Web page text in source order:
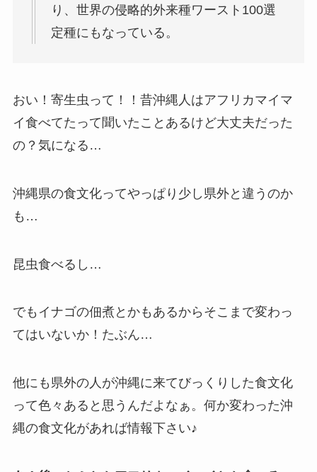
り、世界の侵略的外来種ワースト100選
定種にもなっている。
おい！寄生虫って！！昔沖縄人はアフリカマイマ
イ食べてたって聞いたことあるけど大丈夫だった
の？気になる…
沖縄県の食文化ってやっぱり少し県外と違うのか
も…
昆虫食べるし…
でもイナゴの佃煮とかもあるからそこまで変わっ
てはいないか！たぶん…
他にも県外の人が沖縄に来てびっくりした食文化
って色々あると思うんだよなぁ。何か変わった沖
縄の食文化があれば情報下さい♪